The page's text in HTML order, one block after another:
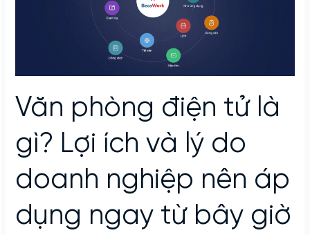
Văn phòng điện tử là
gì? Lợi ích và lý do
doanh nghiệp nên áp
dụng ngay từ bây giờ
doanh
nghiệp
áp
ngay
bây
giờ